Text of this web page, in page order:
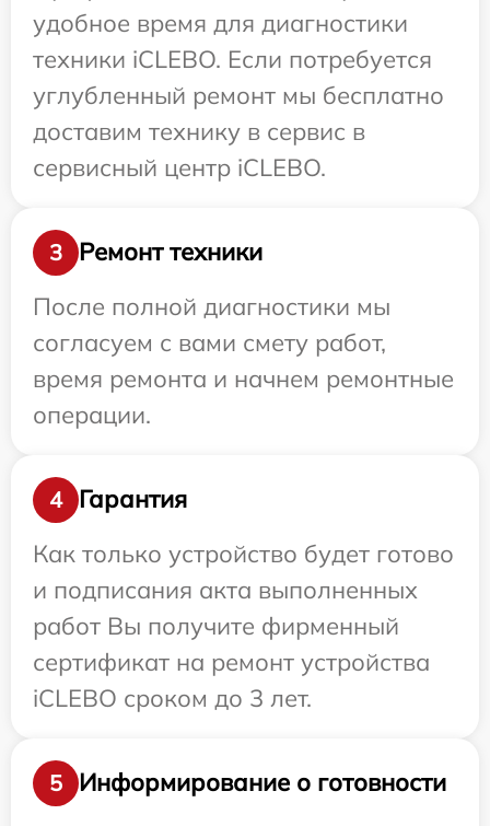
удобное время для диагностики
техники iCLEBO. Если потребуется
углубленный ремонт мы бесплатно
доставим технику в сервис в
сервисный центр iCLEBO.
3
Ремонт техники
После полной диагностики мы
согласуем с вами смету работ,
время ремонта и начнем ремонтные
операции.
4
Гарантия
Как только устройство будет готово
и подписания акта выполненных
работ Вы получите фирменный
сертификат на ремонт устройства
iCLEBO сроком до 3 лет.
5
Информирование о готовности